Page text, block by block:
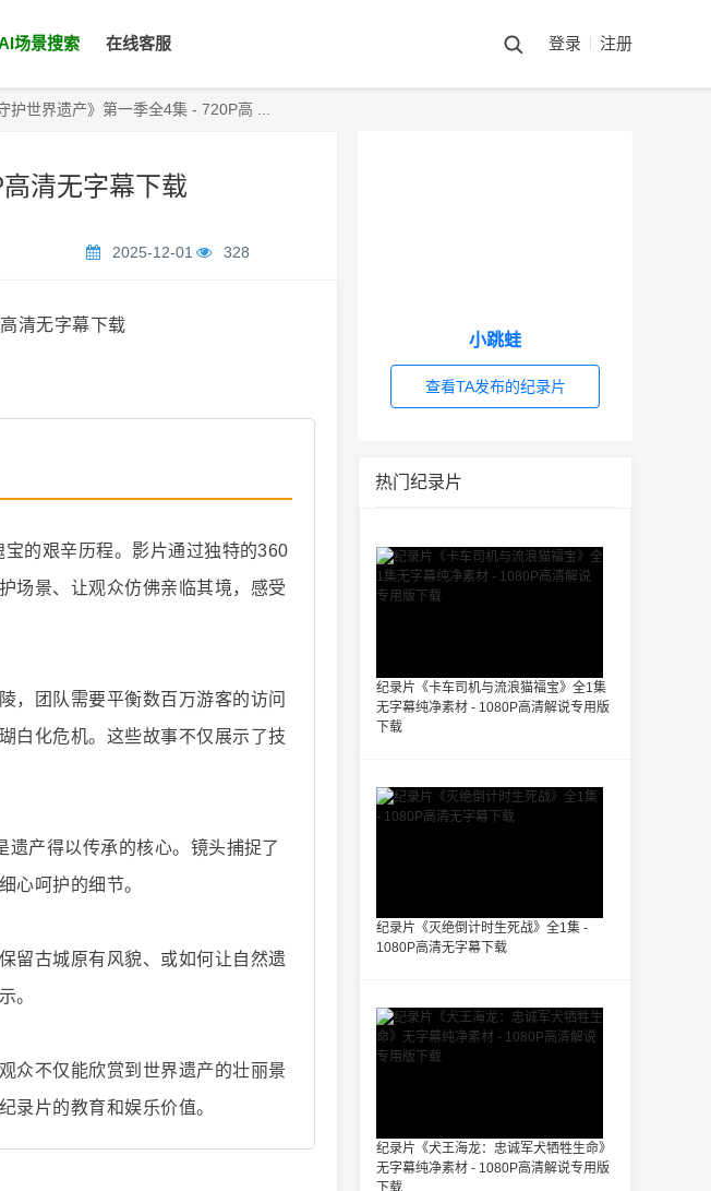
场景搜索 在线客服 登录 注册
护世界遗产》第一季全4集 - 720P高 ...
清无字幕下载
2025-12-01 328
的艰辛历程。影片通过独特的360
场景、让观众仿佛亲临其境，感受
，团队需要平衡数百万游客的访问
白化危机。这些故事不仅展示了技
遗产得以传承的核心。镜头捕捉了
心呵护的细节。
留古城原有风貌、或如何让自然遗
。
众不仅能欣赏到世界遗产的壮丽景
录片的教育和娱乐价值。
小跳蛙
查看TA发布的纪录片
热门纪录片
纪录片《卡车司机与流浪猫福宝》全1集
无字幕纯净素材 - 1080P高清解说专用版
下载
纪录片《灭绝倒计时生死战》全1集 -
1080P高清无字幕下载
纪录片《犬王海龙：忠诚军犬牺牲生命》
无字幕纯净素材 - 1080P高清解说专用版
下载